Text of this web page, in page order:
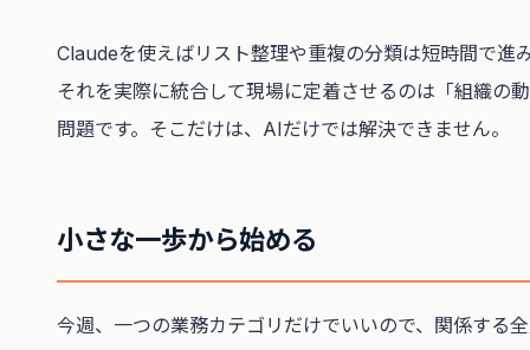
Claudeを使えばリスト整理や重複の分類は短時間で進
それを実際に統合して現場に定着させるのは「組織の
問題です。そこだけは、AIだけでは解決できません。
小さな一歩から始める
今週、一つの業務カテゴリだけでいいので、関係する